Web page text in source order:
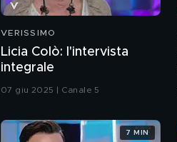
VERISSIMO
Licia Colò: l'intervista
integrale
07 giu 2025 | Canale 5
7 MIN